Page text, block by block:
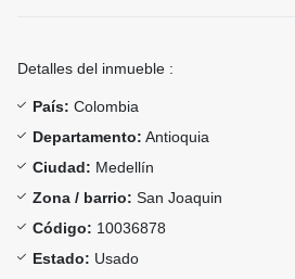
Detalles del inmueble :
País: Colombia
Departamento: Antioquia
Ciudad: Medellín
Zona / barrio: San Joaquin
Código: 10036878
Estado: Usado